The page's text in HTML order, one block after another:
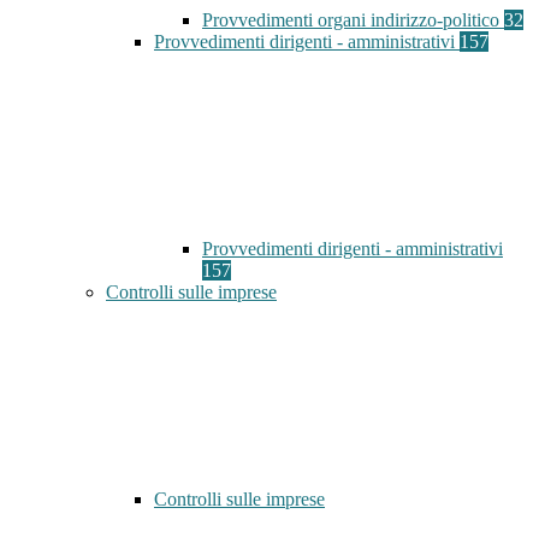
Provvedimenti organi indirizzo-politico 32
Provvedimenti dirigenti - amministrativi 157
Provvedimenti dirigenti - amministrativi
157
Controlli sulle imprese
Controlli sulle imprese